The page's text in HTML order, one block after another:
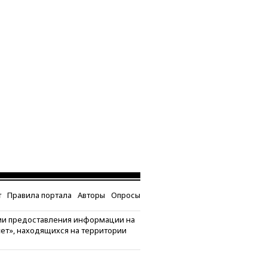
Правила портала Авторы Опросы
предоставления информации на
находящихся на территории